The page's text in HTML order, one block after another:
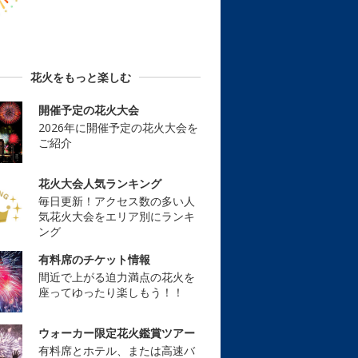
花火をもっと楽しむ
開催予定の花火大会
2026年に開催予定の花火大会を
ご紹介
花火大会人気ランキング
毎日更新！アクセス数の多い人
気花火大会をエリア別にランキ
ング
有料席のチケット情報
間近で上がる迫力満点の花火を
座ってゆったり楽しもう！！
ウォーカー限定花火鑑賞ツアー
有料席とホテル、または高速バ